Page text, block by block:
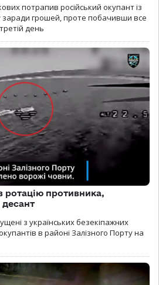
потрапив російський окупант із
заради грошей, проте побачивши все
день
ротацію противника,
з українських безекіпажних
в районі Залізного Порту на